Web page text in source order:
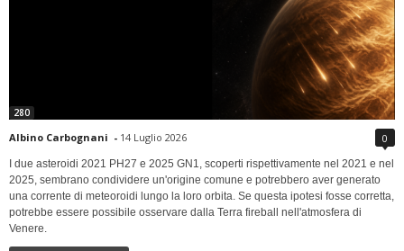
280
Albino Carbognani - 14 Luglio 2026 0
I due asteroidi 2021 PH27 e 2025 GN1, scoperti rispettivamente nel 2021 e nel
2025, sembrano condividere un'origine comune e potrebbero aver generato
una corrente di meteoroidi lungo la loro orbita. Se questa ipotesi fosse corretta,
potrebbe essere possibile osservare dalla Terra fireball nell'atmosfera di
Venere.